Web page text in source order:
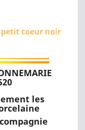
coeur noir
les